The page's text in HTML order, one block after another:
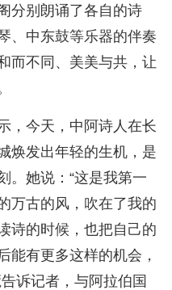
分别朗诵了各自的诗
、中东鼓等乐器的伴奏
而不同、美美与共，让
，今天，中阿诗人在长
焕发出年轻的生机，是
。她说：“这是我第一
万古的风，吹在了我的
诗的时候，也把自己的
能有更多这样的机会，
诉记者，与阿拉伯国